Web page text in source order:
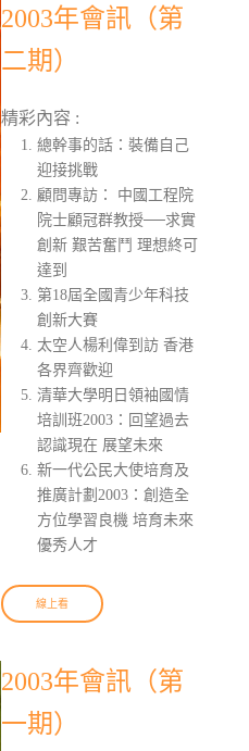
2003年會訊（第
二期）
精彩內容 :
總幹事的話：裝備自己
迎接挑戰
顧問專訪： 中國工程院
院士顧冠群教授──求實
創新 艱苦奮鬥 理想終可
達到
第18屆全國青少年科技
創新大賽
太空人楊利偉到訪 香港
各界齊歡迎
清華大學明日領袖國情
培訓班2003：回望過去
認識現在 展望未來
新一代公民大使培育及
推廣計劃2003：創造全
方位學習良機 培育未來
優秀人才
線上看
2003年會訊（第
一期）